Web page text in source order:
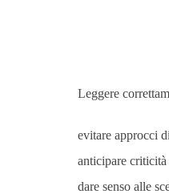
Leggere
evitare approcci
anticipare criticità
dare senso alle